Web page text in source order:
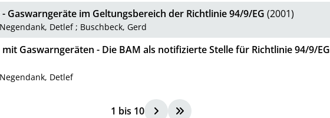
Gaswarngeräte im Geltungsbereich der Richtlinie 94/9/EG (2001)
Negendank, Detlef; Buschbeck, Gerd
Gaswarngeräten - Die BAM als notifizierte Stelle für Richtlinie 94/9/EG
Negendank, Detlef
1 bis 10